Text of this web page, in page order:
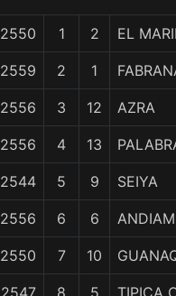
2550 1 2 EL
2559 2 1
2556 3 12 AZRA
2556 4 13
2544 5 9 SEIYA
2556 6 6
2550 7 10
2547 8 5 TIPICA